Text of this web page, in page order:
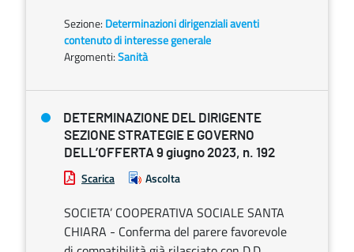
Sezione: Determinazioni dirigenziali aventi
contenuto di interesse generale
Argomenti:Sanità
DETERMINAZIONE DEL DIRIGENTE
SEZIONE STRATEGIE E GOVERNO
DELL’OFFERTA 9 giugno 2023, n. 192
Scarica Ascolta
SOCIETA’ COOPERATIVA SOCIALE SANTA
CHIARA - Conferma del parere favorevole